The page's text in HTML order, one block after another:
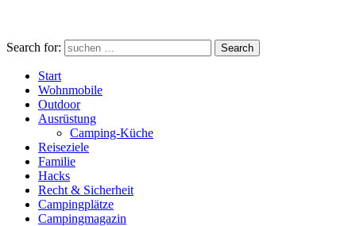
Search for: Search
Start
Wohnmobile
Outdoor
Ausrüstung
Camping-Küche
Reiseziele
Familie
Hacks
Recht & Sicherheit
Campingplätze
Campingmagazin